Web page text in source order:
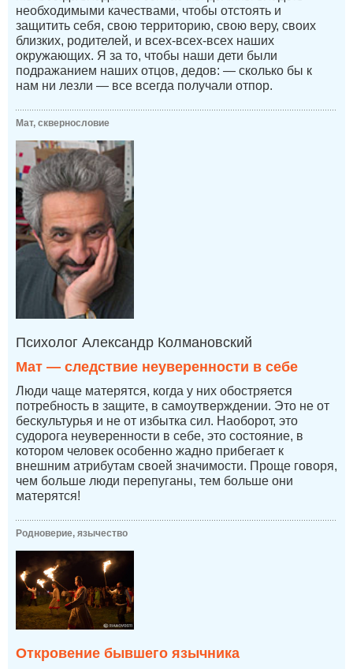
необходимыми качествами, чтобы отстоять и
защитить себя, свою территорию, свою веру, своих
близких, родителей, и всех-всех-всех наших
окружающих. Я за то, чтобы наши дети были
подражанием наших отцов, дедов: — сколько бы к
нам ни лезли — все всегда получали отпор.
Мат, сквернословие
Психолог Александр Колмановский
Мат — следствие неуверенности в себе
Люди чаще матерятся, когда у них обостряется
потребность в защите, в самоутверждении. Это не от
бескультурья и не от избытка сил. Наоборот, это
судорога неуверенности в себе, это состояние, в
котором человек особенно жадно прибегает к
внешним атрибутам своей значимости. Проще говоря,
чем больше люди перепуганы, тем больше они
матерятся!
Родноверие, язычество
Откровение бывшего язычника